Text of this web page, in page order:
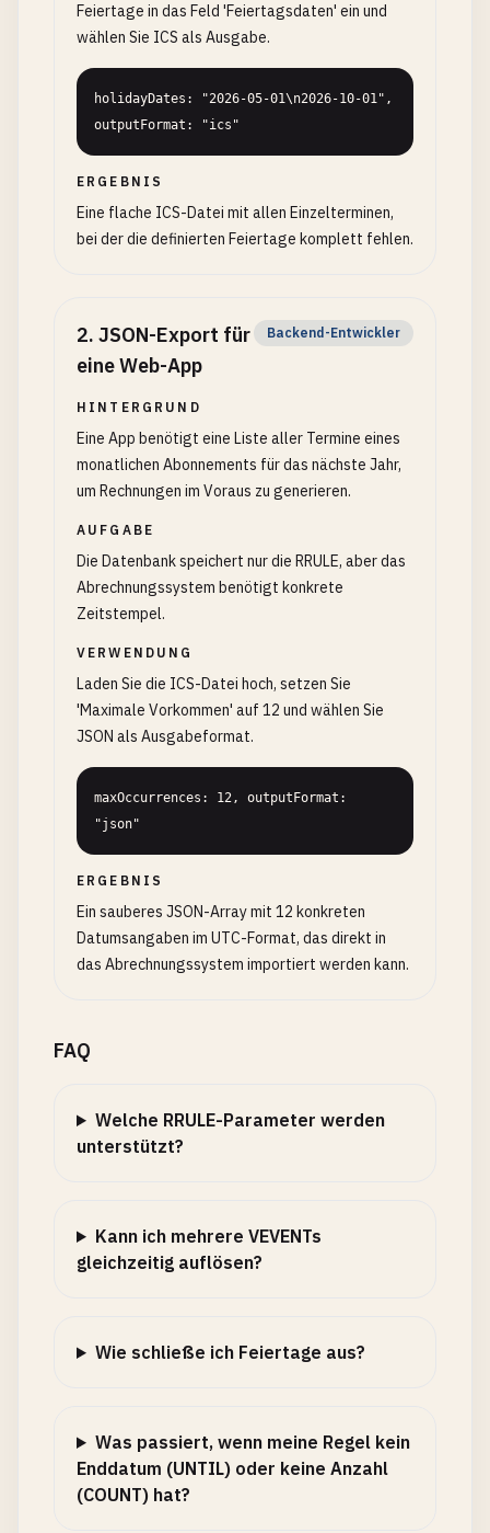
Feiertage in das Feld 'Feiertagsdaten' ein und
wählen Sie ICS als Ausgabe.
holidayDates: "2026-05-01\n2026-10-01",
outputFormat: "ics"
ERGEBNIS
Eine flache ICS-Datei mit allen Einzelterminen,
bei der die definierten Feiertage komplett fehlen.
2. JSON-Export für
eine Web-App
Backend-Entwickler
HINTERGRUND
Eine App benötigt eine Liste aller Termine eines
monatlichen Abonnements für das nächste Jahr,
um Rechnungen im Voraus zu generieren.
AUFGABE
Die Datenbank speichert nur die RRULE, aber das
Abrechnungssystem benötigt konkrete
Zeitstempel.
VERWENDUNG
Laden Sie die ICS-Datei hoch, setzen Sie
'Maximale Vorkommen' auf 12 und wählen Sie
JSON als Ausgabeformat.
maxOccurrences: 12, outputFormat:
"json"
ERGEBNIS
Ein sauberes JSON-Array mit 12 konkreten
Datumsangaben im UTC-Format, das direkt in
das Abrechnungssystem importiert werden kann.
FAQ
Welche RRULE-Parameter werden
unterstützt?
Kann ich mehrere VEVENTs
gleichzeitig auflösen?
Wie schließe ich Feiertage aus?
Was passiert, wenn meine Regel kein
Enddatum (UNTIL) oder keine Anzahl
(COUNT) hat?